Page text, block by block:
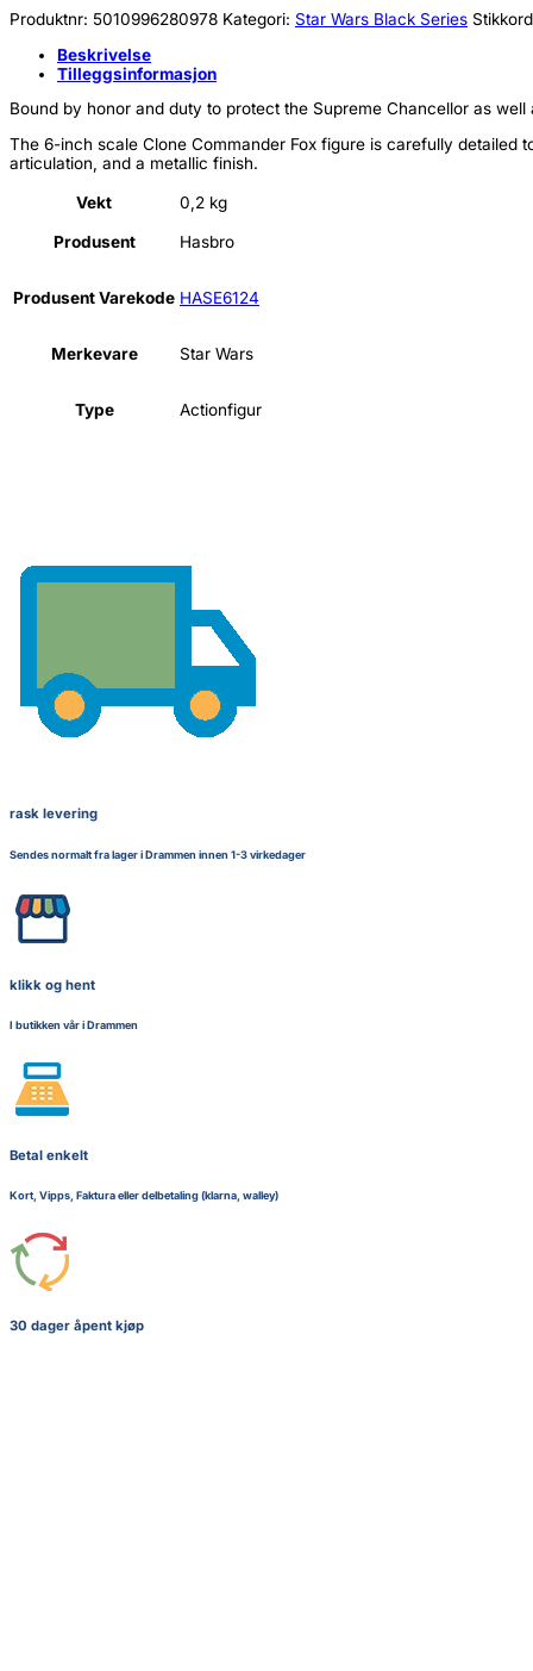
Produktnr: 5010996280978 Kategori: Star Wars Black Series
Beskrivelse
Tilleggsinformasjon
Bound by honor and duty to protect the Supreme Chancellor as
The 6-inch scale Clone Commander Fox figure is carefully detailed
articulation, and a metallic finish.
Vekt 0,2 kg
Produsent Hasbro
Produsent Varekode HASE6124
Merkevare Star Wars
Type Actionfigur
rask levering
Sendes normalt fra lager i Drammen innen 1-3 virkedager
klikk og hent
I butikken vår i Drammen
Betal enkelt
Kort, Vipps, Faktura eller delbetaling (klarna, walley)
30 dager åpent kjøp